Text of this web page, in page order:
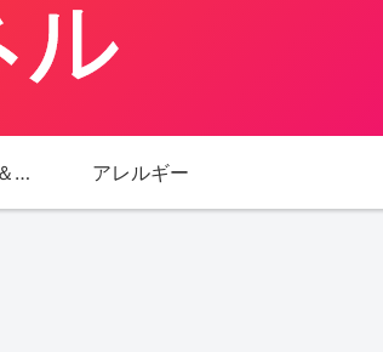
自宅で発電（太陽光＆エネファーム） アレルギー